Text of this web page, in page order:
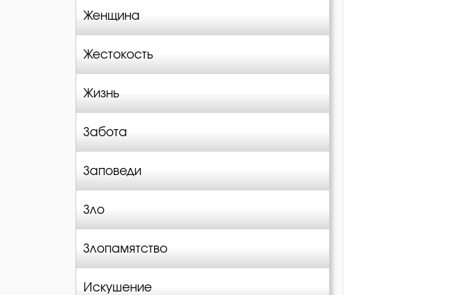
Женщина
Жестокость
Жизнь
Забота
Заповеди
Зло
Злопамятство
Искушение